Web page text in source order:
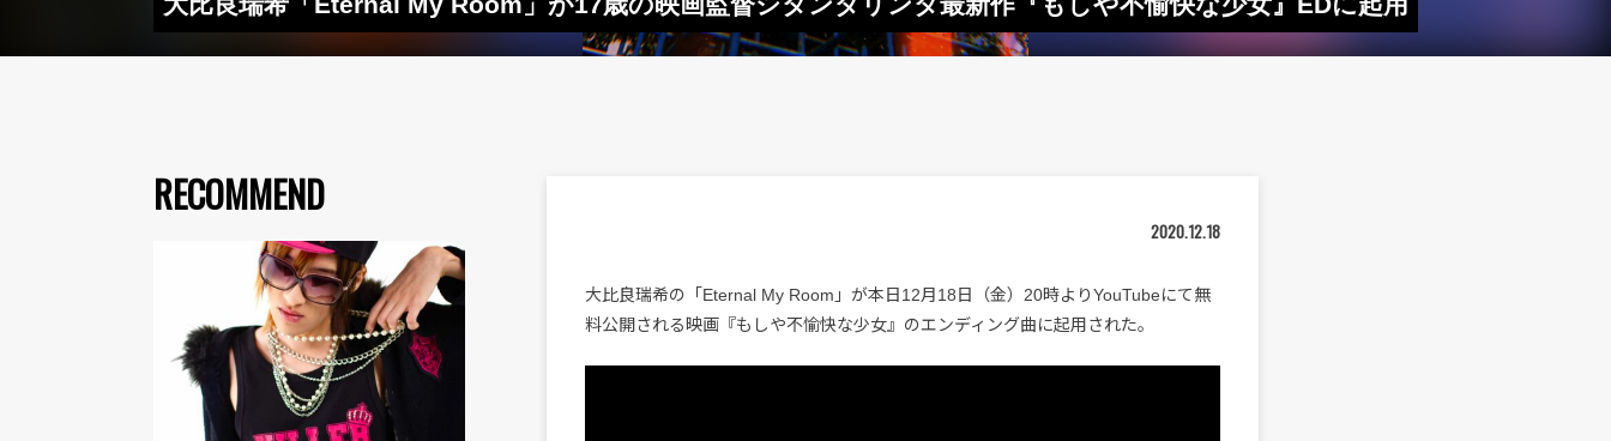
RECOMMEND
2020.12.18
大比良瑞希の「Eternal My Room」が本日12月18日（金）20時よりYouTubeにて無
料公開される映画『もしや不愉快な少女』のエンディング曲に起用された。